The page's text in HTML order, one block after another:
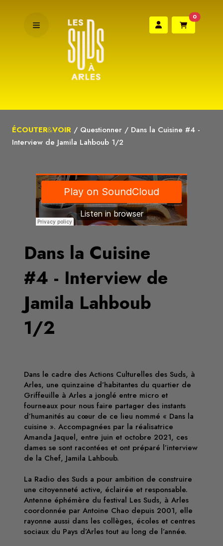
0
ÉCOUTER&VOIR / Questionner / Dans la Cuisine #4 -
Interview de Jamila Lahboub 1/2
Dans la Cuisine
#4 - Interview de
Jamila Lahboub
1/2
Dans le cadre des Actions Culturelles des Suds, à
Arles, une quinzaine d’habitantes du quartier de
Griffeuille à Arles a jonglé entre micro et
fourneaux pour nous faire partager des instants
d’humanités au cœur de ce lieu nommé « Dans la
cuisine ». Accompagnées par la réalisatrice
Amanda Jaquel, entre juin et octobre 2021, ces
dames se sont racontées et ont préparé l’interview
de la Chef, Jamila Lahboub.
La Radio des Suds a pour ambition de construire
une citoyenneté active, éclairée et responsable.
Antenne éphémère du festival Les Suds, à Arles
coordonnée par Antoine Chao depuis 2001, elle
rayonne aussi dans les collèges, écoles et centres
sociaux du Pays d’Arles tout au long de l’année.